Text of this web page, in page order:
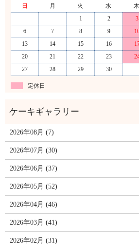
日
月 火 水 木
1
2 3
6
7 8 9
13
14 15 16
20
21 22 23
27
28 29 30
定休日
2026年08月 (7)
2026年07月 (30)
2026年06月 (37)
2026年05月 (52)
2026年04月 (46)
2026年03月 (41)
2026年02月 (31)